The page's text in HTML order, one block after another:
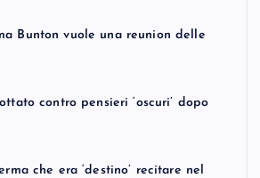
Bunton vuole una reunion delle
contro pensieri ‘oscuri’ dopo
che era ‘destino’ recitare nel